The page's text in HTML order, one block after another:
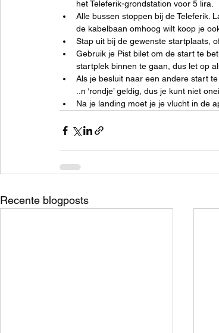
het Teleferik-grondstation voor 5 lira.
Alle bussen stoppen bij de Teleferik.
de kabelbaan omhoog wilt koop je
Stap uit bij de gewenste startplaats,
Gebruik je Pist bilet om de start te
startplek binnen te gaan, dus let op
Als je besluit naar een andere start
..n ‘rondje’ geldig, dus je kunt niet
Na je landing moet je je vlucht in de
Recente blogposts